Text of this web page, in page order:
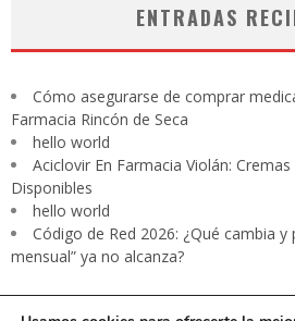
ENTRADAS
Cómo asegurarse de comprar
Farmacia Rincón de Seca
hello world
Aciclovir En Farmacia Violán:
Disponibles
hello world
Código de Red 2026: ¿Qué cambia
mensual” ya no alcanza?